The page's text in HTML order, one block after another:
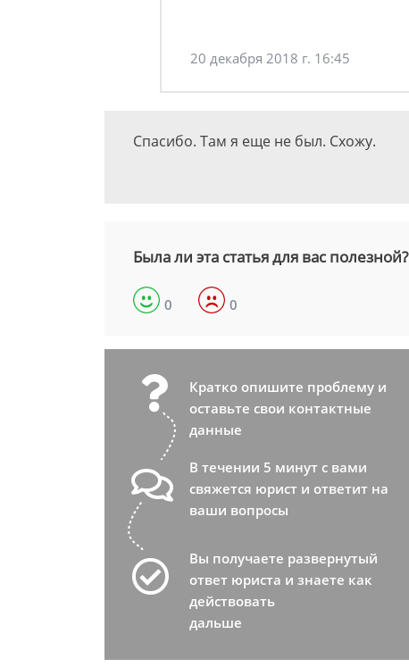
20 декабря 2018 г. 16:45
Спасибо. Там я еще не был. Схожу.
Была ли эта статья для вас полезной?
0 0
Кратко опишите проблему и
оставьте свои контактные
данные
В течении 5 минут с вами
свяжется юрист и ответит на
ваши вопросы
Вы получаете развернутый
ответ юриста и знаете как
действовать
дальше